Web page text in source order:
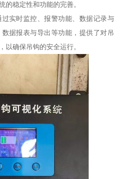
的稳定性和功能的完善。
实时监控、报警功能、数据记录与
据报表与导出等功能，提供了对吊
以确保吊钩的安全运行。